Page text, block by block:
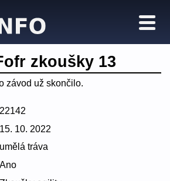
zkoušky 13
závod už skončilo.
22142
15. 10. 2022
umělá tráva
Ano